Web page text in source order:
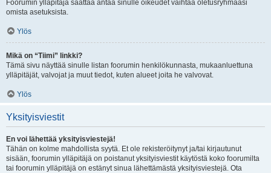
Foorumin ylläpitäjä saattaa antaa sinulle oikeudet vaihtaa oletusryhmääsi
omista asetuksista.
Ylös
Mikä on “Tiimi” linkki?
Tämä sivu näyttää sinulle listan foorumin henkilökunnasta, mukaanluettuna
ylläpitäjät, valvojat ja muut tiedot, kuten alueet joita he valvovat.
Ylös
Yksityisviestit
En voi lähettää yksityisviestejä!
Tähän on kolme mahdollista syytä. Et ole rekisteröitynyt ja/tai kirjautunut
sisään, foorumin ylläpitäjä on poistanut yksityisviestit käytöstä koko foorumilta
tai foorumin ylläpitäjä on estänyt sinua lähettämästä yksityisviestejä. Ota